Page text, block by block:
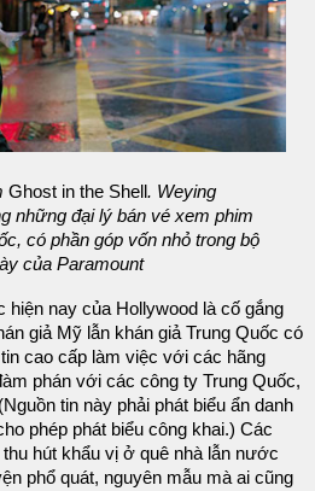
Ghost in the Shell . Weying
những đại lý bán vé xem phim
có phần góp vốn nhỏ trong bộ
của Paramount
nay của Hollywood là cố gắng
giả Mỹ lẫn khán giả Trung Quốc có
cao cấp làm việc với các hãng
phán với các công ty Trung Quốc,
tin này phải phát biểu ẩn danh
phép phát biểu công khai.) Các
hút khẩu vị ở quê nhà lẫn nước
phổ quát, nguyên mẫu mà ai cũng